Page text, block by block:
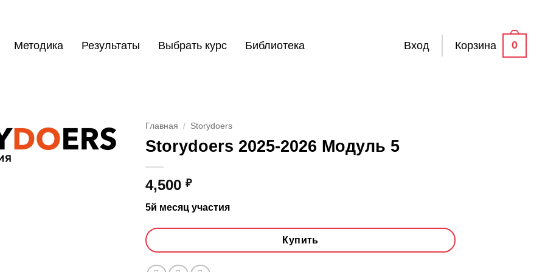
Методика Результаты Выбрать курс Библиотека Вход Корзина 0
Главная / Storydoers
Storydoers 2025-2026 Модуль 5
4,500 ₽
5й месяц участия
Купить